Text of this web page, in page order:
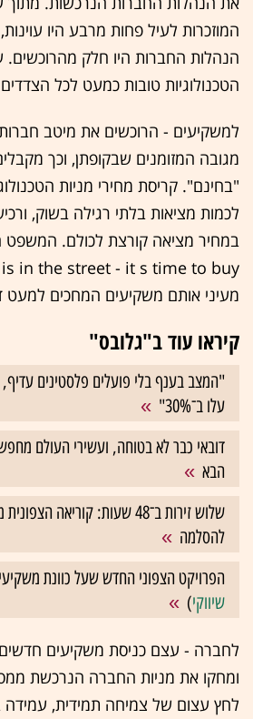
המוזכרות לעיל פחות מרבע היו
הטכנולוגיות טובות כמעט לכל
למשקיעים - הרוכשים את מיטב
מגובה המזומנים שבקופתן, וכך
"בחינם". קריסת מחירי מניות
לכמות מציאות בלתי רגילה בשוק,
מעיני אותם משקיעים המחכים למעט
קיראו עוד ב"גלובס"
"המצב בענף בלי פועלים פלסטינים
עלו ב־30%"
דובאי כבר לא בטוחה, ועשירי העולם
הבא
שלוש זירות ב־48 שעות: קוריאה
להסלמה
הפרויקט הצפוני החדש שעל כוונת
שיווקי)
לחברה - עצם כניסת משקיעים
ומחקו את מניות החברה הנרכשת
לחץ עצום של צמיחה תמידית, עמידה